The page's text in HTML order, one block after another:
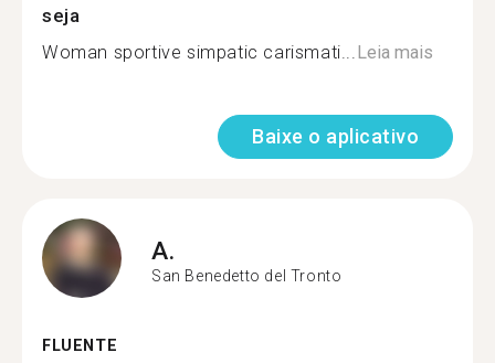
seja
Woman sportive simpatic carismati...Leia mais
Baixe o aplicativo
A.
San Benedetto del Tronto
FLUENTE